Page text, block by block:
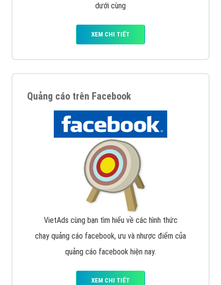
dưới cùng
XEM CHI TIẾT
Quảng cáo trên Facebook
VietAds cùng bạn tìm hiểu về các hình thức
chạy quảng cáo facebook, ưu và nhược điểm của
quảng cáo facebook hiện nay.
XEM CHI TIẾT